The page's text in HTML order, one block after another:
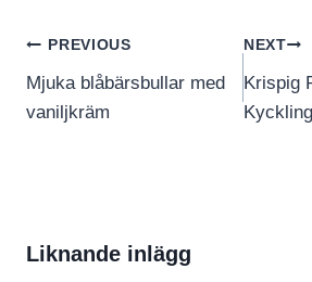
Inläggsnavigering
PREVIOUS
Mjuka blåbärsbullar med
vaniljkräm
NEXT
Krispig
Liknande inlägg